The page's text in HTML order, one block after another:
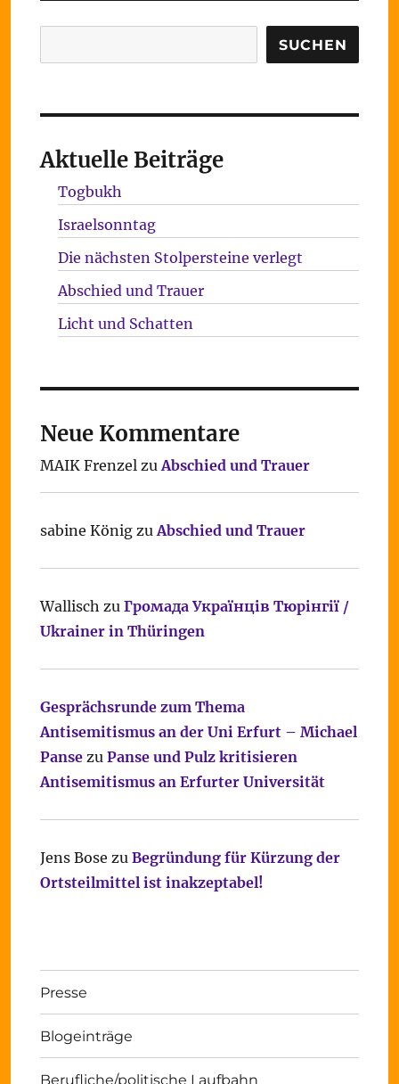
SUCHEN
Aktuelle Beiträge
Togbukh
Israelsonntag
Die nächsten Stolpersteine verlegt
Abschied und Trauer
Licht und Schatten
Neue Kommentare
MAIK FrenzelzuAbschied und Trauer
sabine KönigzuAbschied und Trauer
Wallisch zu Громада Українців Тюрінгії /
Ukrainer in Thüringen
Gesprächsrunde zum Thema
Antisemitismus an der Uni Erfurt – Michael
Pansezu Panse und Pulz kritisieren
Antisemitismus an Erfurter Universität
Jens Bose zu Begründung für Kürzung der
Ortsteilmittel ist inakzeptabel!
Presse
Blogeinträge
Berufliche/politische Laufbahn